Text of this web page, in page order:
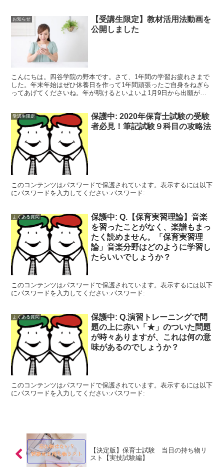
お知らせ
【受講生限定】教材活用法動画を
公開しました
こんにちは。四谷学院の野本です。さて、1年間の学習お疲れさまで
した。年末年始はぜひ休養日を作って1年間頑張ったご自身をねぎら
ってあげてくださいね。年が明けるといよいよ1月9日から出願が始
受講生限定
保護中: 2020年保育士試験の受験
者必見！筆記試験９科目の攻略法
このコンテンツはパスワードで保護されています。表示するには以下
にパスワードを入力してください:パスワード:
よくある質問
保護中: Q.【保育実習理論】音楽
を習ったことがなく、楽譜もまっ
たく読めません。「保育実習理
論」音楽分野はどのように学習し
たらいいでしょうか？
このコンテンツはパスワードで保護されています。表示するには以下
にパスワードを入力してください:パスワード:
よくある質問
保護中: Q.演習トレーニングで問
題の上に赤い「★」のついた問題
が時々ありますが、これは何の意
味があるのでしょうか？
このコンテンツはパスワードで保護されています。表示するには以下
にパスワードを入力してください:パスワード:
【決定版】保育士試験 当日の持ち物リ
スト【実技試験編】